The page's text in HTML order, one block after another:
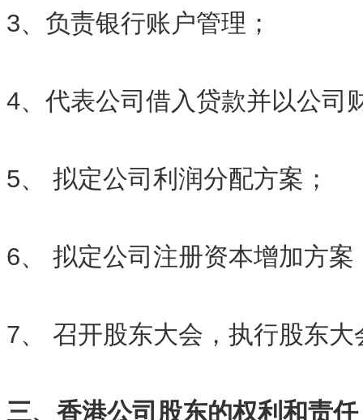
3、负责银行账户管理；
4、代表公司借入贷款并以公司
5、 拟定公司利润分配方案；
6、 拟定公司注册资本增加方案
7、 召开股东大会，执行股东大
三、香港公司股东的权利和责任